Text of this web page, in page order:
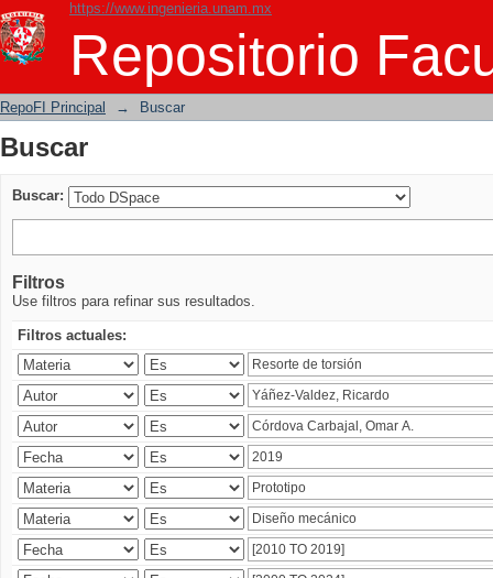
https://www.ingenieria.unam.mx
Repositorio
Buscar
RepoFI Principal → Buscar
Buscar
Buscar:
Filtros
Use filtros para refinar sus resultados.
Filtros actuales: